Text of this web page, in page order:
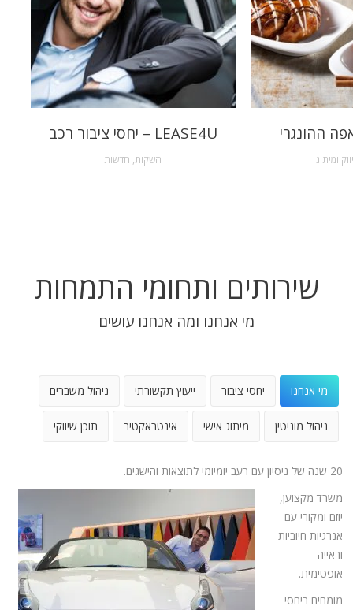
LEASE4U – יחסי ציבור רכב
השקות, חדשות
ההונגרי
ומיתוג
שירותים ותחומי התמחות
מי אנחנו ומה אנחנו עושים
מי אנחנו יחסי ציבור ייעוץ תקשורתי ניהול משברים
ניהול מוניטין מיתוג אישי אינטראקטיב תוכן שיווקי
20 שנה של ניסיון עם רעב יומיומי לתוצאות והישגים.
משרד מקצוען,
יוזם ומקורי עם
אנרגיות חיוביות
וראייה
אופטימית.
מומחים ביחסי